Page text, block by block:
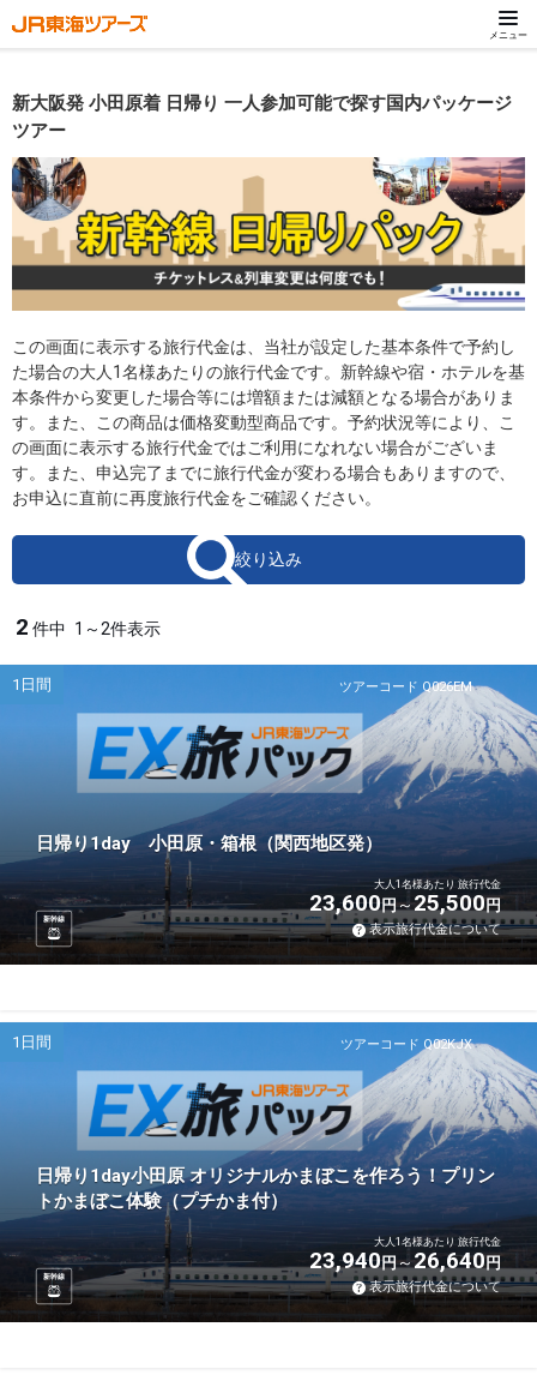
メニュー
新大阪発 小田原着 日帰り 一人参加可能で探す国内パッケージ
ツアー
この画面に表示する旅行代金は、当社が設定した基本条件で予約し
た場合の大人1名様あたりの旅行代金です。新幹線や宿・ホテルを基
本条件から変更した場合等には増額または減額となる場合がありま
す。また、この商品は価格変動型商品です。予約状況等により、こ
の画面に表示する旅行代金ではご利用になれない場合がございま
す。また、申込完了までに旅行代金が変わる場合もありますので、
お申込に直前に再度旅行代金をご確認ください。
絞り込み
2 件中 1～2件表示
ツアーコード Q026EM
1日間
日帰り1day 小田原・箱根（関西地区発）
新幹線
大人1名様あたり 旅行代金
23,600円 25,500円
表示旅行代金について
ツアーコード Q02KJX
1日間
日帰り1day小田原 オリジナルかまぼこを作ろう！プリン
トかまぼこ体験（プチかま付）
新幹線
大人1名様あたり 旅行代金
23,940円 26,640円
表示旅行代金について